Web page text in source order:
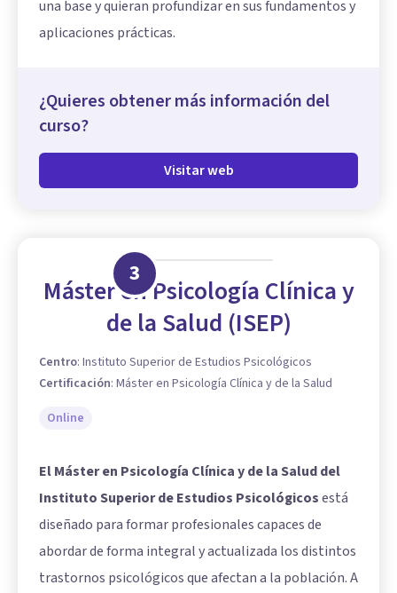
una base y quieran profundizar en sus fundamentos y
aplicaciones prácticas.
¿Quieres obtener más información del
curso?
Visitar web
3
Máster en Psicología Clínica y
de la Salud (ISEP)
Centro: Instituto Superior de Estudios Psicológicos
Certificación: Máster en Psicología Clínica y de la Salud
Online
El Máster en Psicología Clínica y de la Salud del
Instituto Superior de Estudios Psicológicosestá
diseñado para formar profesionales capaces de
abordar de forma integral y actualizada los distintos
trastornos psicológicos que afectan a la población. A